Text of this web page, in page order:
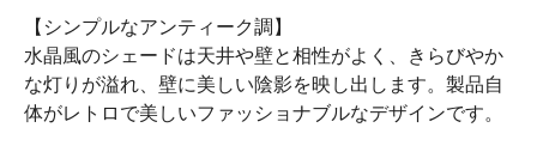
【シンプルなアンティーク調】
水晶風のシェードは天井や壁と相性がよく、きらびやか
な灯りが溢れ、壁に美しい陰影を映し出します。製品自
体がレトロで美しいファッショナブルなデザインです。